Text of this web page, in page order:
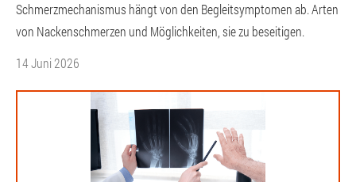
Schmerzmechanismus hängt von den Begleitsymptomen ab. Arten
von Nackenschmerzen und Möglichkeiten, sie zu beseitigen.
14 Juni 2026